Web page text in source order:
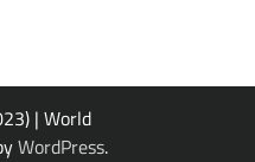
| World
WordPress.